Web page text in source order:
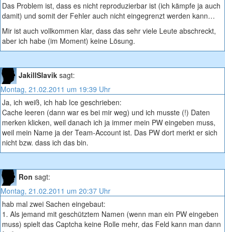
Das Problem ist, dass es nicht reproduzierbar ist (ich kämpfe ja auch
damit) und somit der Fehler auch nicht eingegrenzt werden kann…
Mir ist auch vollkommen klar, dass das sehr viele Leute abschreckt,
aber ich habe (im Moment) keine Lösung.
JakillSlavik sagt:
Montag, 21.02.2011 um 19:39 Uhr
Ja, ich weiß, ich hab Ice geschrieben:
Cache leeren (dann war es bei mir weg) und ich musste (!) Daten
merken klicken, weil danach ich ja immer mein PW eingeben muss,
weil mein Name ja der Team-Account ist. Das PW dort merkt er sich
nicht bzw. dass ich das bin.
Ron sagt:
Montag, 21.02.2011 um 20:37 Uhr
hab mal zwei Sachen eingebaut:
1. Als jemand mit geschütztem Namen (wenn man ein PW eingeben
muss) spielt das Captcha keine Rolle mehr, das Feld kann man dann